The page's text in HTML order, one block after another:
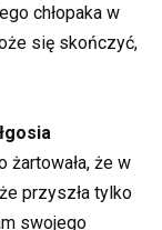
chłopaka w
się skończyć,
żartowała, że w
przyszła tylko
swojego